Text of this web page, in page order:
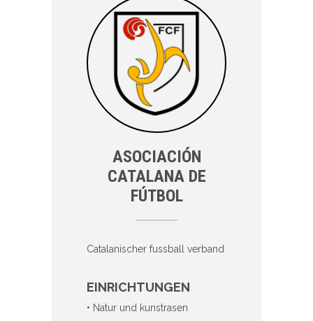
ASOCIACIÓN
CATALANA DE
FÚTBOL
Catalanischer fussball verband
EINRICHTUNGEN
• Natur und kunstrasen